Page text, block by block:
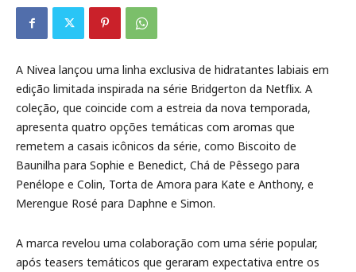
A Nivea lançou uma linha exclusiva de hidratantes labiais em
edição limitada inspirada na série Bridgerton da Netflix. A
coleção, que coincide com a estreia da nova temporada,
apresenta quatro opções temáticas com aromas que
remetem a casais icônicos da série, como Biscoito de
Baunilha para Sophie e Benedict, Chá de Pêssego para
Penélope e Colin, Torta de Amora para Kate e Anthony, e
Merengue Rosé para Daphne e Simon.
A marca revelou uma colaboração com uma série popular,
após teasers temáticos que geraram expectativa entre os